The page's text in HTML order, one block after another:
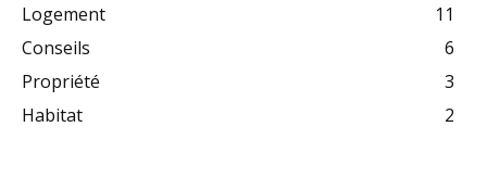
Logement
11
Conseils
6
Propriété
3
Habitat
2